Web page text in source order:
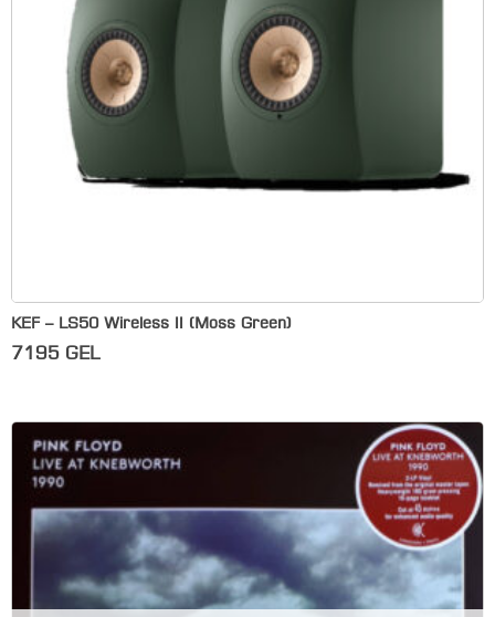
KEF – LS50 Wireless II (Moss Green)
7195 GEL